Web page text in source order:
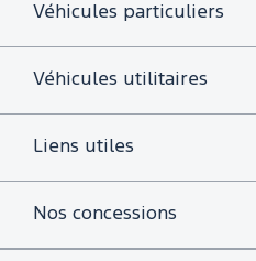
Véhicules particuliers
Véhicules utilitaires
Liens utiles
Nos concessions